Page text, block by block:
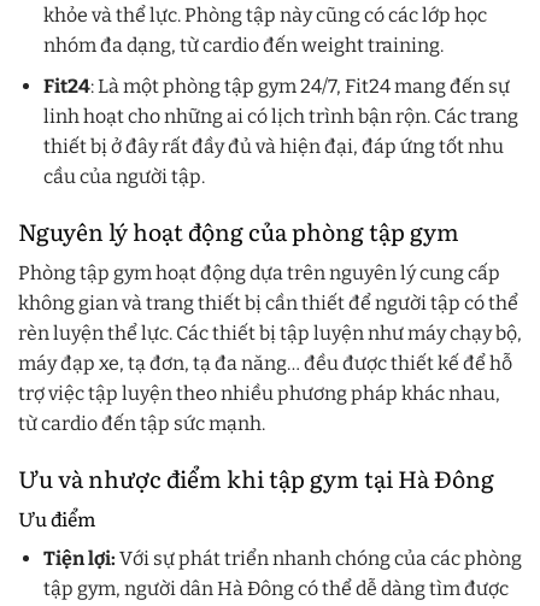
khỏe và thể lực. Phòng tập này cũng có các lớp học
nhóm đa dạng, từ cardio đến weight training.
Fit24: Là một phòng tập gym 24/7, Fit24 mang đến sự
linh hoạt cho những ai có lịch trình bận rộn. Các trang
thiết bị ở đây rất đầy đủ và hiện đại, đáp ứng tốt nhu
cầu của người tập.
Nguyên lý hoạt động của phòng tập gym
Phòng tập gym hoạt động dựa trên nguyên lý cung cấp
không gian và trang thiết bị cần thiết để người tập có thể
rèn luyện thể lực. Các thiết bị tập luyện như máy chạy bộ,
máy đạp xe, tạ đơn, tạ đa năng… đều được thiết kế để hỗ
trợ việc tập luyện theo nhiều phương pháp khác nhau,
từ cardio đến tập sức mạnh.
Ưu và nhược điểm khi tập gym tại Hà Đông
Ưu điểm
Tiện lợi: Với sự phát triển nhanh chóng của các phòng
tập gym, người dân Hà Đông có thể dễ dàng tìm được